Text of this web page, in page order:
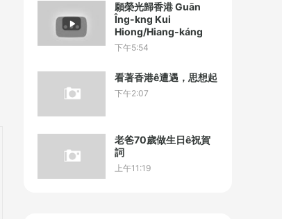
願榮光歸香港 Guān
Îng-kng Kui
Hiong/Hiang-káng
下午5:54
看著香港ê遭遇，思想起
下午2:07
老爸70歲做生日ê祝賀
詞
上午11:19